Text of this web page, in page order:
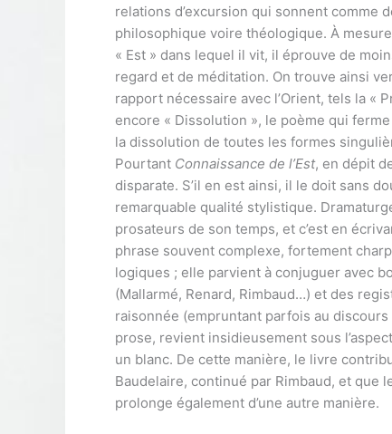
relations d’excursion qui sonnent comme
philosophique voire théologique. À
« Est » dans lequel il vit, il éprouve de
regard et de méditation. On trouve ainsi
rapport nécessaire avec l’Orient, tels la «
encore « Dissolution », le poème qui
la dissolution de toutes les formes
Pourtant Connaissance de l’Est, en dépit
disparate. S’il en est ainsi, il le doit sans
remarquable qualité stylistique.
prosateurs de son temps, et c’est en
phrase souvent complexe, fortement
logiques ; elle parvient à conjuguer avec
(Mallarmé, Renard, Rimbaud…) et des
raisonnée (empruntant parfois au
prose, revient insidieusement sous
un blanc. De cette manière, le livre
Baudelaire, continué par Rimbaud, et que
prolonge également d’une autre manière.